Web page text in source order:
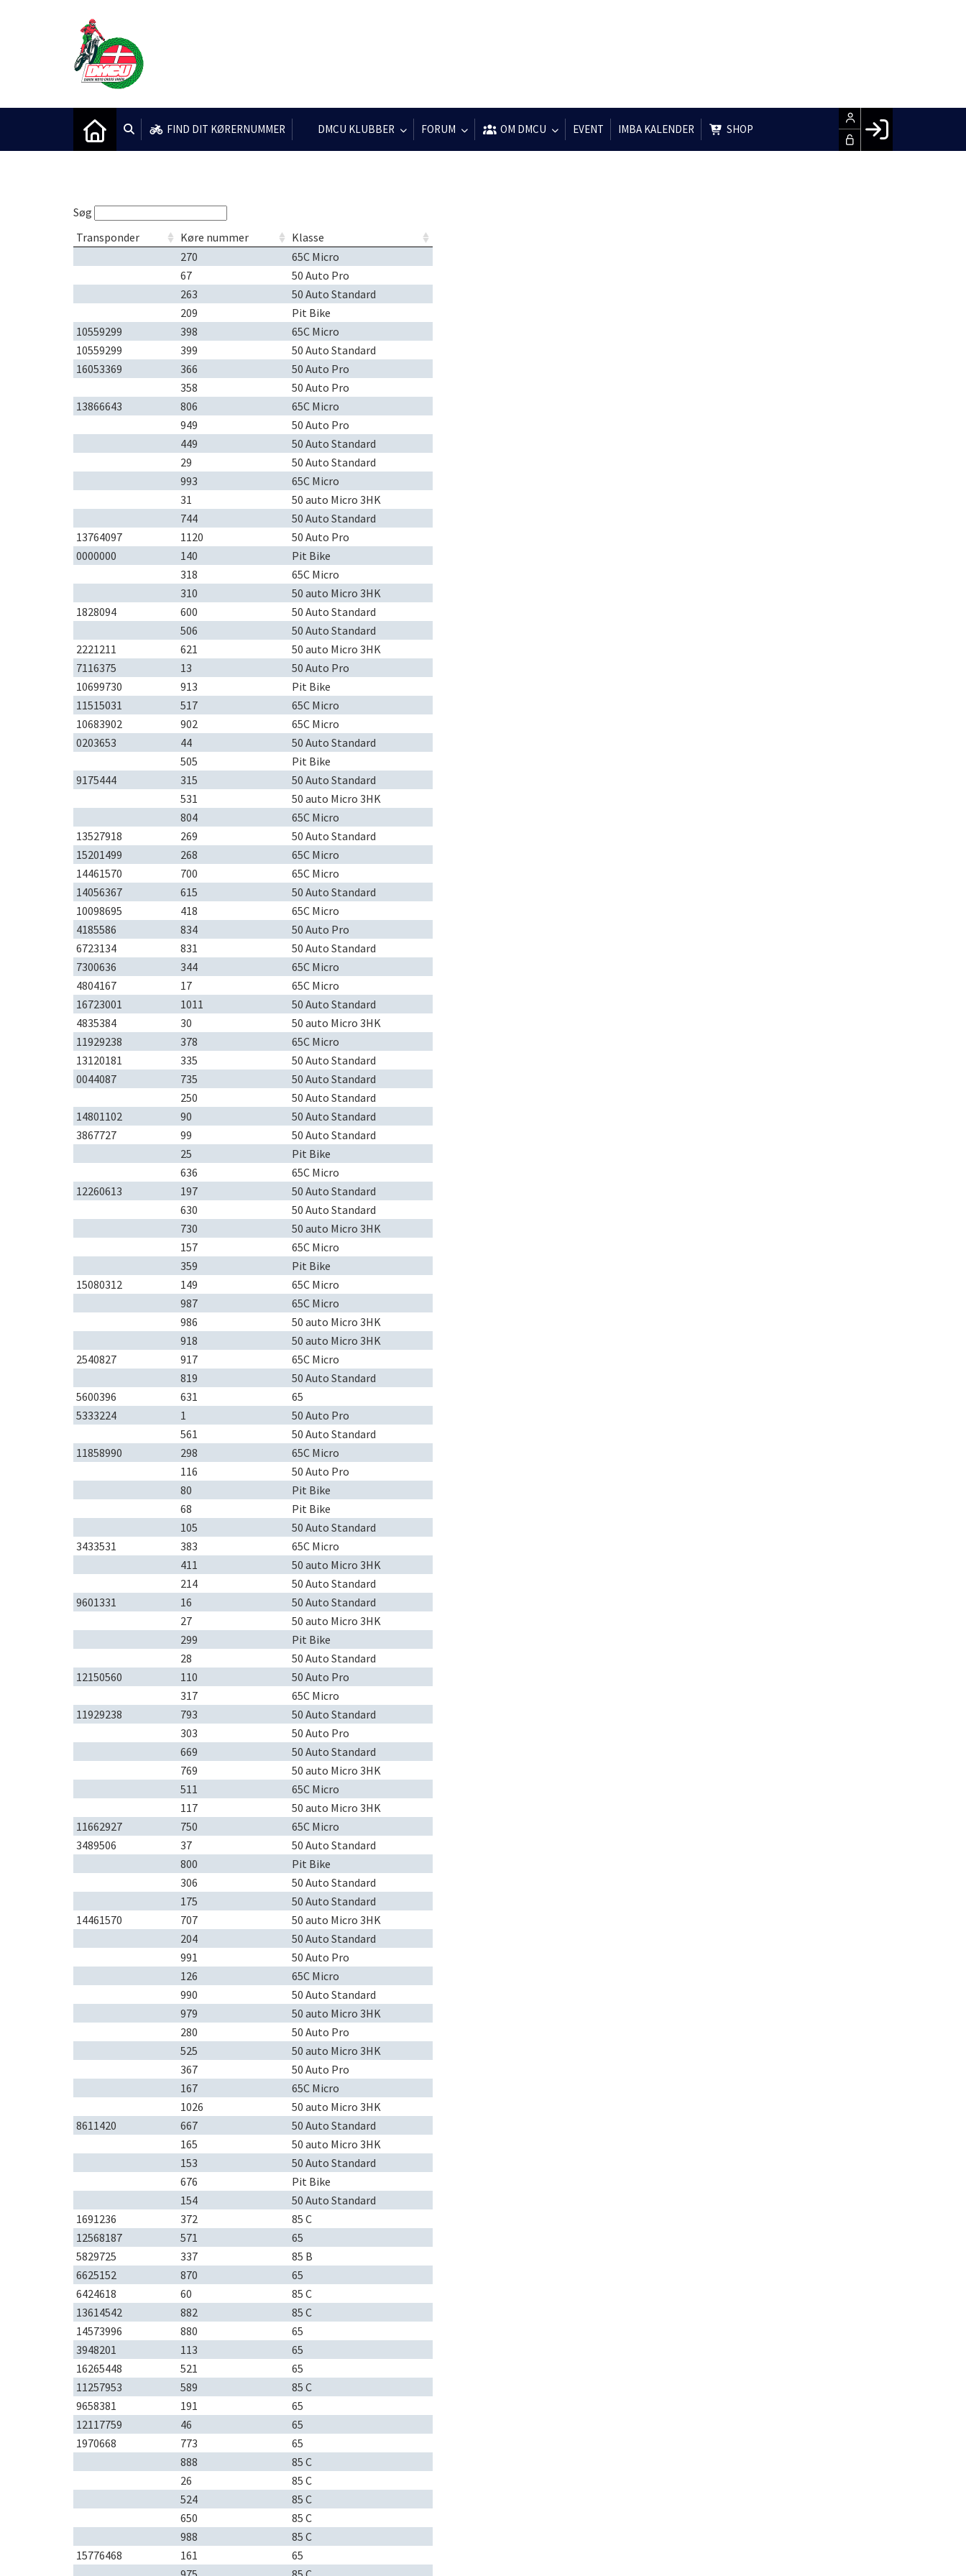
FIND DIT KØRERNUMMER DMCU KLUBBER FORUM OM DMCU EVENT IMBA KALENDER SHOP
Søg
Transponder
Køre nummer
Klasse
270
65C Micro
67
50 Auto Pro
263
50 Auto Standard
209
Pit Bike
10559299
398
65C Micro
10559299
399
50 Auto Standard
16053369
366
50 Auto Pro
358
50 Auto Pro
13866643
806
65C Micro
949
50 Auto Pro
449
50 Auto Standard
29
50 Auto Standard
993
65C Micro
31
50 auto Micro 3HK
744
50 Auto Standard
13764097
1120
50 Auto Pro
0000000
140
Pit Bike
318
65C Micro
310
50 auto Micro 3HK
1828094
600
50 Auto Standard
506
50 Auto Standard
2221211
621
50 auto Micro 3HK
7116375
13
50 Auto Pro
10699730
913
Pit Bike
11515031
517
65C Micro
10683902
902
65C Micro
0203653
44
50 Auto Standard
505
Pit Bike
9175444
315
50 Auto Standard
531
50 auto Micro 3HK
804
65C Micro
13527918
269
50 Auto Standard
15201499
268
65C Micro
14461570
700
65C Micro
14056367
615
50 Auto Standard
10098695
418
65C Micro
4185586
834
50 Auto Pro
6723134
831
50 Auto Standard
7300636
344
65C Micro
4804167
17
65C Micro
16723001
1011
50 Auto Standard
4835384
30
50 auto Micro 3HK
11929238
378
65C Micro
13120181
335
50 Auto Standard
0044087
735
50 Auto Standard
250
50 Auto Standard
14801102
90
50 Auto Standard
3867727
99
50 Auto Standard
25
Pit Bike
636
65C Micro
12260613
197
50 Auto Standard
630
50 Auto Standard
730
50 auto Micro 3HK
157
65C Micro
359
Pit Bike
15080312
149
65C Micro
987
65C Micro
986
50 auto Micro 3HK
918
50 auto Micro 3HK
2540827
917
65C Micro
819
50 Auto Standard
5600396
631
65
5333224
1
50 Auto Pro
561
50 Auto Standard
11858990
298
65C Micro
116
50 Auto Pro
80
Pit Bike
68
Pit Bike
105
50 Auto Standard
3433531
383
65C Micro
411
50 auto Micro 3HK
214
50 Auto Standard
9601331
16
50 Auto Standard
27
50 auto Micro 3HK
299
Pit Bike
28
50 Auto Standard
12150560
110
50 Auto Pro
317
65C Micro
11929238
793
50 Auto Standard
303
50 Auto Pro
669
50 Auto Standard
769
50 auto Micro 3HK
511
65C Micro
117
50 auto Micro 3HK
11662927
750
65C Micro
3489506
37
50 Auto Standard
800
Pit Bike
306
50 Auto Standard
175
50 Auto Standard
14461570
707
50 auto Micro 3HK
204
50 Auto Standard
991
50 Auto Pro
126
65C Micro
990
50 Auto Standard
979
50 auto Micro 3HK
280
50 Auto Pro
525
50 auto Micro 3HK
367
50 Auto Pro
167
65C Micro
1026
50 auto Micro 3HK
8611420
667
50 Auto Standard
165
50 auto Micro 3HK
153
50 Auto Standard
676
Pit Bike
154
50 Auto Standard
1691236
372
85 C
12568187
571
65
5829725
337
85 B
6625152
870
65
6424618
60
85 C
13614542
882
85 C
14573996
880
65
3948201
113
65
16265448
521
65
11257953
589
85 C
9658381
191
65
12117759
46
65
1970668
773
65
888
85 C
26
85 C
524
85 C
650
85 C
988
85 C
15776468
161
65